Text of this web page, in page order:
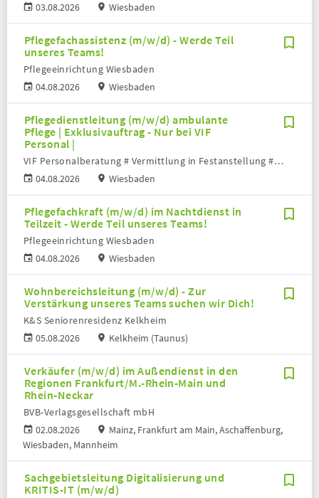
03.08.2026
Wiesbaden
Pflegefachassistenz (m/w/d) - Werde Teil
unseres Teams!
04.08.2026
Pflegeeinrichtung Wiesbaden
Wiesbaden
Pflegedienstleitung (m/w/d) ambulante
Pflege | Exklusivauftrag - Nur bei VIF
Personal |
04.08.2026
VIF Personalberatung # Vermittlung in Festanstellung # Volker Bronheim
Wiesbaden
Pflegefachkraft (m/w/d) im Nachtdienst in
Teilzeit - Werde Teil unseres Teams!
04.08.2026
Pflegeeinrichtung Wiesbaden
Wiesbaden
Wohnbereichsleitung (m/w/d) - Zur
Verstärkung unseres Teams suchen wir Dich!
05.08.2026
K&S Seniorenresidenz Kelkheim
Kelkheim (Taunus)
Verkäufer (m/w/d) im Außendienst in den
Regionen Frankfurt/M.-Rhein-Main und
Rhein-Neckar
02.08.2026
BVB-Verlagsgesellschaft mbH
Mainz, Frankfurt am Main, Aschaffenburg,
Wiesbaden, Mannheim
Sachgebietsleitung Digitalisierung und
KRITIS-IT (m/w/d)